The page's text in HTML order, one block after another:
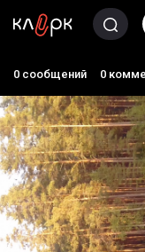
0 сообщений 0